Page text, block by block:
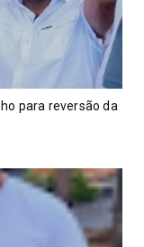
para reversão da